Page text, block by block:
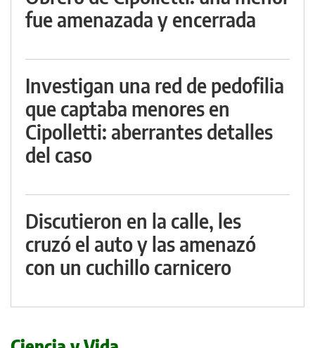
fue amenazada y encerrada
Investigan una red de pedofilia
que captaba menores en
Cipolletti: aberrantes detalles
del caso
Discutieron en la calle, les
cruzó el auto y las amenazó
con un cuchillo carnicero